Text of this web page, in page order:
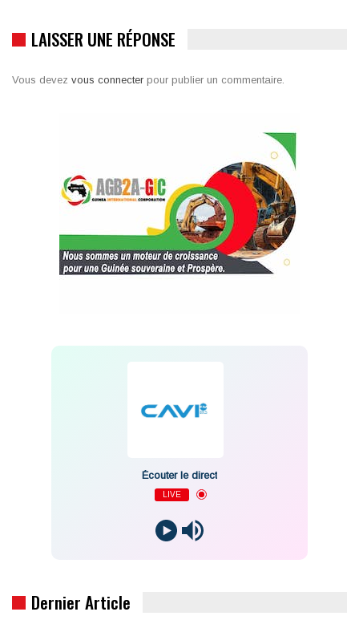
LAISSER UNE RÉPONSE
Vous devez vous connecter pour publier un commentaire.
Écouter le direct
LIVE
Dernier Article